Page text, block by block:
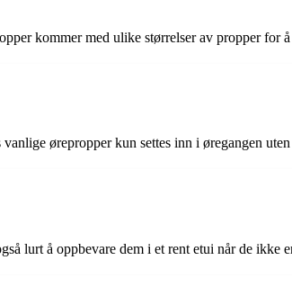
kommer med ulike størrelser av propper for
ørepropper kun settes inn i øregangen
lurt å oppbevare dem i et rent etui når de ikke